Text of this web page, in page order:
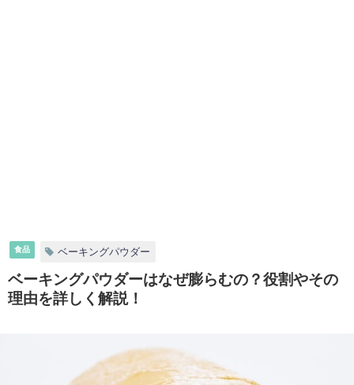
食品 ベーキングパウダー
ベーキングパウダーはなぜ膨らむの？役割やその
理由を詳しく解説！